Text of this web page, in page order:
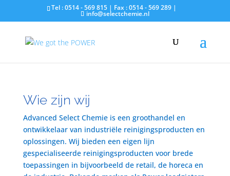
Tel : 0514 - 569 815 | Fax : 0514 - 569 289 |
info@selectchemie.nl
Wie zijn wij
Advanced Select Chemie is een groothandel en
ontwikkelaar van industriële reinigingsproducten en
oplossingen. Wij bieden een eigen lijn
gespecialiseerde reinigingsproducten voor brede
toepassingen in bijvoorbeeld de retail, de horeca en